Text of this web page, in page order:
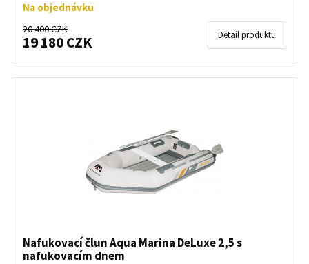
Na objednávku
20 400 CZK
19 180 CZK Detail produktu
Nafukovací člun Aqua Marina DeLuxe 2,5 s
nafukovacím dnem